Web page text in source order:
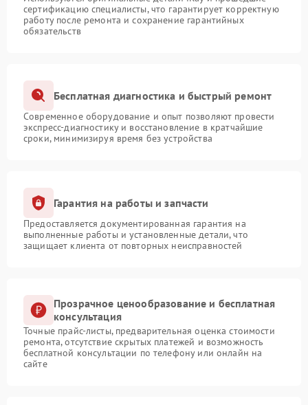
сертификацию специалисты, что гарантирует корректную
работу после ремонта и сохранение гарантийных
обязательств
Бесплатная диагностика и быстрый ремонт
Современное оборудование и опыт позволяют провести
экспресс-диагностику и восстановление в кратчайшие
сроки, минимизируя время без устройства
Гарантия на работы и запчасти
Предоставляется документированная гарантия на
выполненные работы и установленные детали, что
защищает клиента от повторных неисправностей
Прозрачное ценообразование и бесплатная
консультация
Точные прайс-листы, предварительная оценка стоимости
ремонта, отсутствие скрытых платежей и возможность
бесплатной консультации по телефону или онлайн на
сайте